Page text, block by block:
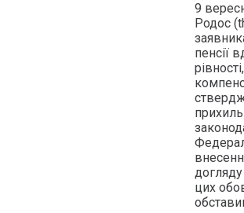
9
Родос
пенсії
цих